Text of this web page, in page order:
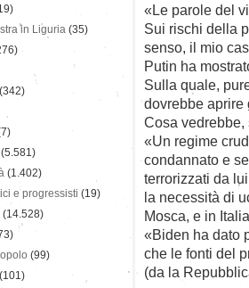
«Le parole del
Sui rischi della
senso, il mio
Putin ha
Sulla quale,
dovrebbe aprire
Cosa vedrebbe,
«Un regime
condannato e
terrorizzati da
la necessità di
Mosca, e in
«Biden ha dato
che le fonti del
(da la
in Liguria (35)
(342)
(5.581)
(1.402)
e progressisti (19)
(14.528)
(99)
(101)